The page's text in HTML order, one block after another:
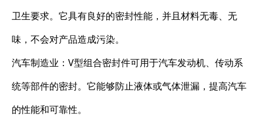
卫生要求。它具有良好的密封性能，并且材料无毒、无
味，不会对产品造成污染。
汽车制造业：V型组合密封件可用于汽车发动机、传动系
统等部件的密封。它能够防止液体或气体泄漏，提高汽车
的性能和可靠性。